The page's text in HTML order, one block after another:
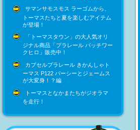
サマンサモスモス ラーゴムから、
トーマスたちと夏を楽しむアイテム
が登場！
「トーマスタウン」の大人気オリ
ジナル商品「プラレール パッチワー
クヒロ」販売中！
カプセルプラレール きかんしゃト
ーマス P122 パーシーとジェームス
が大変身！？編
トーマスとなかまたちがジオラマ
を走行！